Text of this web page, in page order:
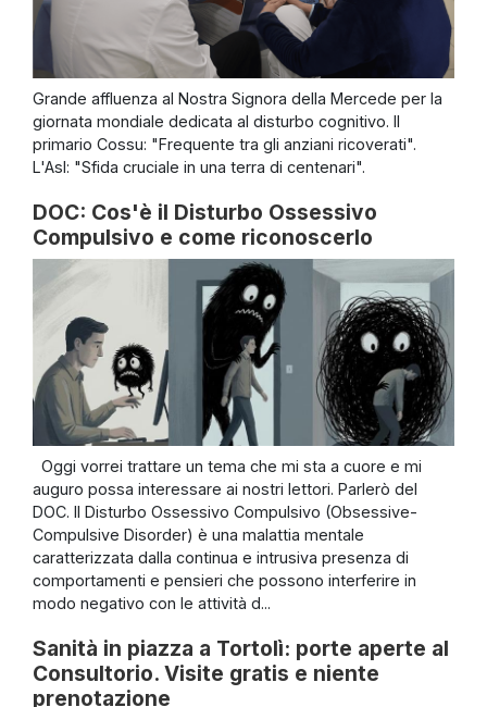
Grande affluenza al Nostra Signora della Mercede per la
giornata mondiale dedicata al disturbo cognitivo. Il
primario Cossu: "Frequente tra gli anziani ricoverati".
L'Asl: "Sfida cruciale in una terra di centenari".
DOC: Cos'è il Disturbo Ossessivo
Compulsivo e come riconoscerlo
Oggi vorrei trattare un tema che mi sta a cuore e mi
auguro possa interessare ai nostri lettori. Parlerò del
DOC. Il Disturbo Ossessivo Compulsivo (Obsessive-
Compulsive Disorder) è una malattia mentale
caratterizzata dalla continua e intrusiva presenza di
comportamenti e pensieri che possono interferire in
modo negativo con le attività d...
Sanità in piazza a Tortolì: porte aperte al
Consultorio. Visite gratis e niente
prenotazione